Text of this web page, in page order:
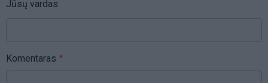
Jūsų vardas
Komentaras